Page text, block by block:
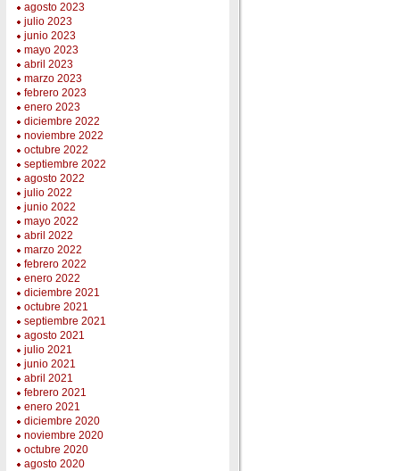
agosto 2023
julio 2023
junio 2023
mayo 2023
abril 2023
marzo 2023
febrero 2023
enero 2023
diciembre 2022
noviembre 2022
octubre 2022
septiembre 2022
agosto 2022
julio 2022
junio 2022
mayo 2022
abril 2022
marzo 2022
febrero 2022
enero 2022
diciembre 2021
octubre 2021
septiembre 2021
agosto 2021
julio 2021
junio 2021
abril 2021
febrero 2021
enero 2021
diciembre 2020
noviembre 2020
octubre 2020
agosto 2020